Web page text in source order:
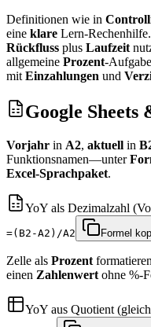
Definitionen wie in
eine klare Lern‑Rechenhilfe.
Rückfluss plus Laufzeit
allgemeine Prozent
mit Einzahlungen und
Google Sheets
Vorjahr in A2, aktuell in
Funktionsnamen—unter
Excel‑Sprachpaket.
YoY als Dezimalzahl
=(B2-A2)/A2 Formel
Zelle als Prozent
einen Zahlenwert ohne %-
YoY aus Quotient